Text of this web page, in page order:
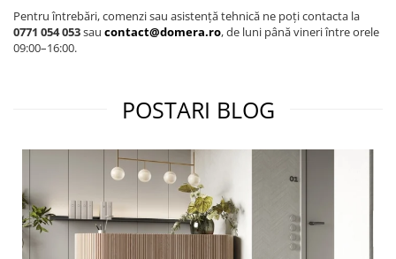
Pentru întrebări, comenzi sau asistență tehnică ne poți contacta la
0771 054 053sau contact@domera.ro, de luni până vineri între orele
09:00–16:00.
POSTARI BLOG